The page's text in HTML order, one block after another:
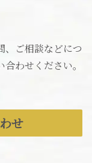
、ご相談などにつ
わせください。
せ